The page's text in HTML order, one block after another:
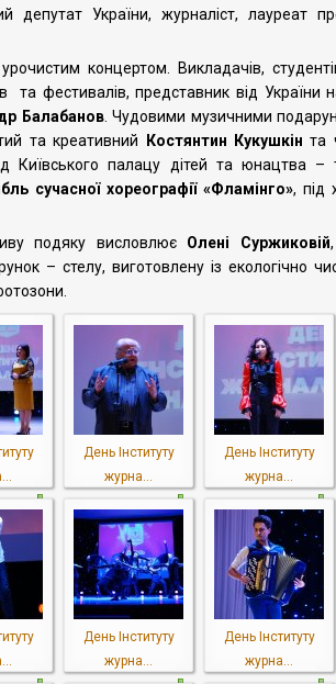
депутат України, журналіст, лауреат
концертом. Викладачів,
та фестивалів, представник від України
Балабанов. Чудовими музичними
та креативний
Костянтин Кукушкін та
Київського палацу дітей та юнацтва
сучасної хореографії «Фламінго», під
подяку висловлює Олені Суржиковій
– стелу, виготовлену із екологічно
День Інституту
журна...
День Інституту
журна...
День Інституту
журна...
День Інституту
журна...